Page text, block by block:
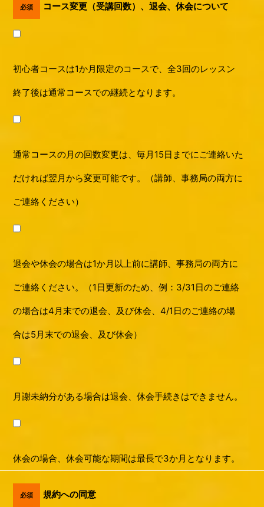
必須 コース変更（受講回数）、退会、休会について
初心者コースは1か月限定のコースで、全3回のレッスン
終了後は通常コースでの継続となります。
通常コースの月の回数変更は、毎月15日までにご連絡いた
だければ翌月から変更可能です。（講師、事務局の両方に
ご連絡ください）
退会や休会の場合は1か月以上前に講師、事務局の両方に
ご連絡ください。（1日更新のため、例：3/31日のご連絡
の場合は4月末での退会、及び休会、4/1日のご連絡の場
合は5月末での退会、及び休会）
月謝未納分がある場合は退会、休会手続きはできません。
休会の場合、休会可能な期間は最長で3か月となります。
必須 規約への同意